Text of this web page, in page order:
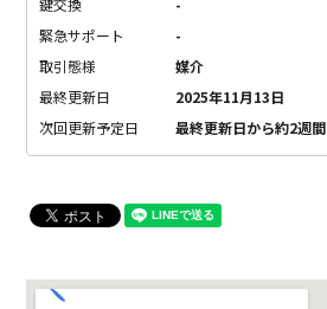
鍵交換
-
緊急サポート
-
取引態様
媒介
最終更新日
2025年11月13日
次回更新予定日
最終更新日から約2週間